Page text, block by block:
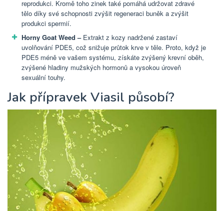
reprodukci. Kromě toho zinek také pomáhá udržovat zdravé
tělo díky své schopnosti zvýšit regeneraci buněk a zvýšit
produkci spermií.
Horny Goat Weed –Extrakt z kozy nadržené zastaví
uvolňování PDE5, což snižuje průtok krve v těle. Proto, když je
PDE5 méně ve vašem systému, získáte zvýšený krevní oběh,
zvýšené hladiny mužských hormonů a vysokou úroveň
sexuální touhy.
Jak přípravek Viasil působí?